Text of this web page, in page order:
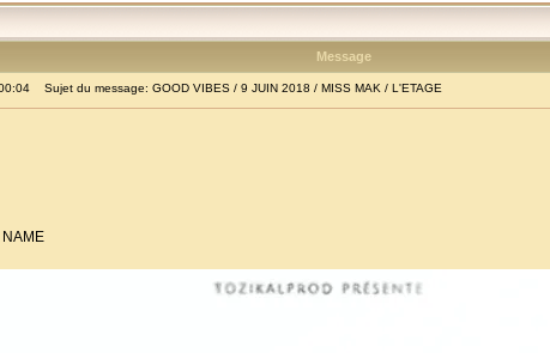
Message
Sujet du message: GOOD VIBES / 9 JUIN 2018 / MISS MAK / L'ETAGE